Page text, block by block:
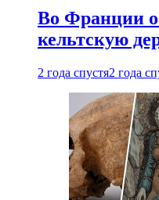
Во Франции
кельтскую
2 года спустя2 года